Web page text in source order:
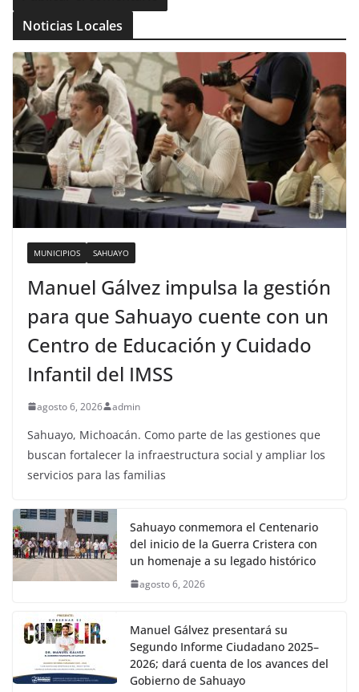
Noticias Locales
MUNICIPIOS SAHUAYO
Manuel Gálvez impulsa la gestión
para que Sahuayo cuente con un
Centro de Educación y Cuidado
Infantil del IMSS
agosto 6, 2026 admin
Sahuayo, Michoacán. Como parte de las gestiones que
buscan fortalecer la infraestructura social y ampliar los
servicios para las familias
Sahuayo conmemora el Centenario
del inicio de la Guerra Cristera con
un homenaje a su legado histórico
agosto 6, 2026
Manuel Gálvez presentará su
Segundo Informe Ciudadano 2025–
2026; dará cuenta de los avances del
Gobierno de Sahuayo